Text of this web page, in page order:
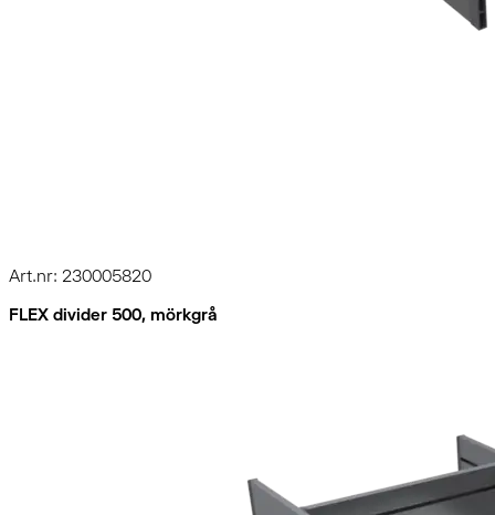
Art.nr: 230005820
FLEX divider 500, mörkgrå